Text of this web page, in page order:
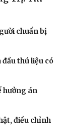
ở Vĩnh
bóng tôn
2 người,
tuyên truyền